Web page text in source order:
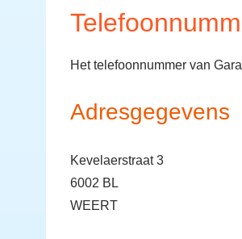
Het telefoonnummer van
Adresgegevens
Kevelaerstraat 3
6002 BL
WEERT